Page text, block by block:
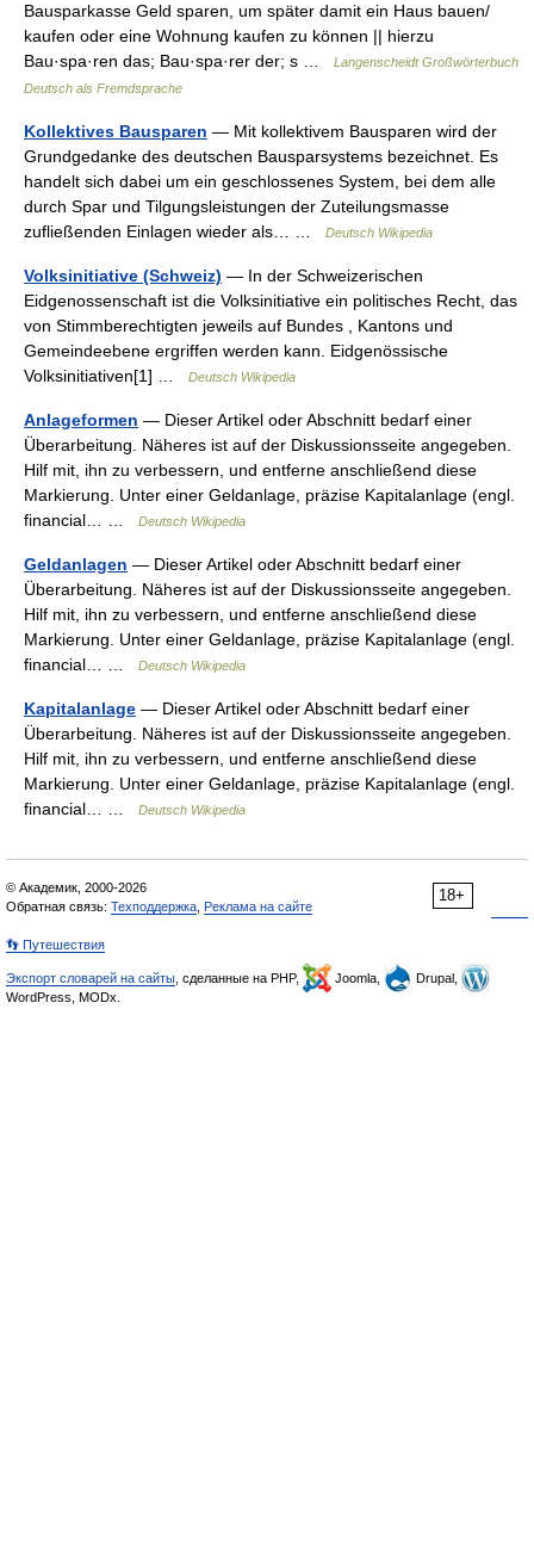
Bausparkasse Geld sparen, um später damit ein Haus bauen/
kaufen oder eine Wohnung kaufen zu können || hierzu
Bau·spa·ren das; Bau·spa·rer der; s …
Langenscheidt Großwörterbuch
Deutsch als Fremdsprache
Kollektives Bausparen — Mit kollektivem Bausparen wird der
Grundgedanke des deutschen Bausparsystems bezeichnet. Es
handelt sich dabei um ein geschlossenes System, bei dem alle
durch Spar und Tilgungsleistungen der Zuteilungsmasse
zufließenden Einlagen wieder als… …
Deutsch Wikipedia
Volksinitiative (Schweiz) — In der Schweizerischen
Eidgenossenschaft ist die Volksinitiative ein politisches Recht, das
von Stimmberechtigten jeweils auf Bundes , Kantons und
Gemeindeebene ergriffen werden kann. Eidgenössische
Volksinitiativen[1] …
Deutsch Wikipedia
Anlageformen — Dieser Artikel oder Abschnitt bedarf einer
Überarbeitung. Näheres ist auf der Diskussionsseite angegeben.
Hilf mit, ihn zu verbessern, und entferne anschließend diese
Markierung. Unter einer Geldanlage, präzise Kapitalanlage (engl.
financial… …
Deutsch Wikipedia
Geldanlagen — Dieser Artikel oder Abschnitt bedarf einer
Überarbeitung. Näheres ist auf der Diskussionsseite angegeben.
Hilf mit, ihn zu verbessern, und entferne anschließend diese
Markierung. Unter einer Geldanlage, präzise Kapitalanlage (engl.
financial… …
Deutsch Wikipedia
Kapitalanlage — Dieser Artikel oder Abschnitt bedarf einer
Überarbeitung. Näheres ist auf der Diskussionsseite angegeben.
Hilf mit, ihn zu verbessern, und entferne anschließend diese
Markierung. Unter einer Geldanlage, präzise Kapitalanlage (engl.
financial… …
Deutsch Wikipedia
18+
© Академик, 2000-2026
Обратная связь: Техподдержка Реклама на сайте
👣 Путешествия
Экспорт словарей на сайты , сделанные на PHP, Joomla,
Drupal,
WordPress, MODx.